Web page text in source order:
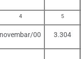
4 5
novembar/00 3.304